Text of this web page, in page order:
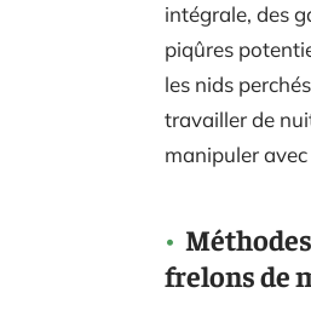
intégrale, des
piqûres
les nids
travailler de
manipuler
frelons de